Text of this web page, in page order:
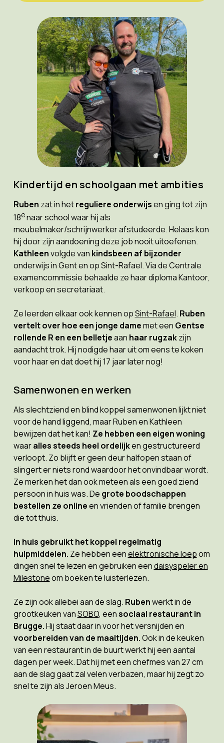
Kindertijd en schoolgaan met ambities
Ruben zat in hetreguliere onderwijsen ging tot zijn
18enaar school waar hij als
meubelmaker/schrijnwerker afstudeerde. Helaas kon
hij door zijn aandoening deze job nooit uitoefenen.
Kathleenvolgde van kindsbeen af bijzonder
onderwijs in Gent en op Sint-Rafael. Via de Centrale
examencommissie behaalde ze haar diploma Kantoor,
verkoop en secretariaat.
Ze leerden elkaar ook kennen opSint-Rafael. Ruben
vertelt over hoe een jonge damemet een Gentse
rollende R en een belletjeaan haar rugzakzijn
aandacht trok. Hij nodigde haar uit om eens te koken
voor haar en dat doet hij 17 jaar later nog!
Samenwonen en werken
Als slechtziend en blind koppel samenwonen lijkt niet
voor de hand liggend, maar Ruben en Kathleen
bewijzen dat het kan! Ze hebben een eigen woning
waaralles steeds heel ordelijken gestructureerd
verloopt. Zo blijft er geen deur halfopen staan of
slingert er niets rond waardoor het onvindbaar wordt.
Ze merken het dan ook meteen als een goed ziend
persoon in huis was. De grote boodschappen
bestellen ze onlineen vrienden of familie brengen
die tot thuis.
In huis gebruikt het koppel regelmatig
hulpmiddelen. Ze hebben eenelektronische loepom
dingen snel te lezen en gebruiken eendaisyspeler en
Milestoneom boeken te luisterlezen.
Ze zijn ook allebei aan de slag. Rubenwerkt in de
grootkeuken vanSOBO, eensociaal restaurant in
Brugge.Hij staat daar in voor het versnijden en
voorbereiden van de maaltijden.Ook in de keuken
van een restaurant in de buurt werkt hij een aantal
dagen per week. Dat hij met een chefmes van 27 cm
aan de slag gaat zal velen verbazen, maar hij zegt zo
snel te zijn als Jeroen Meus.